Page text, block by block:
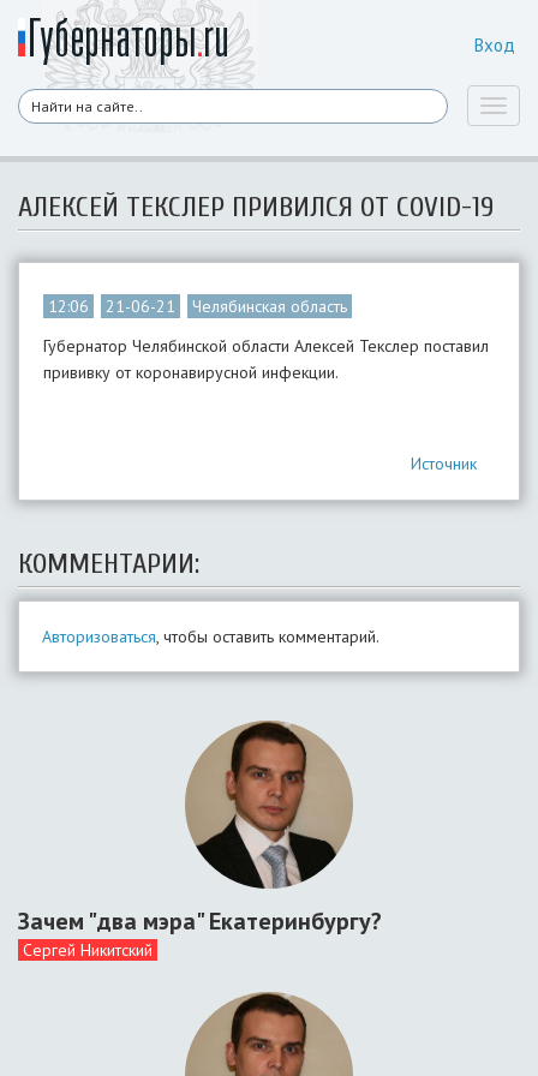
Вход
АЛЕКСЕЙ ТЕКСЛЕР ПРИВИЛСЯ ОТ COVID-19
12:06 21-06-21
Челябинская область
Губернатор Челябинской области Алексей Текслер поставил
прививку от коронавирусной инфекции.
Источник
КОММЕНТАРИИ:
Авторизоваться, чтобы оставить комментарий.
Зачем "два мэра" Екатеринбургу?
Сергей Никитский